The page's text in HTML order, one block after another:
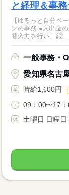
と経理＆事
【ゆるっと自分ペ
ンの事務 ●入出金
替入力を行い、銀...
一般事務・
愛知県名古
時給1,600円
09：00〜17
土曜日 日曜日